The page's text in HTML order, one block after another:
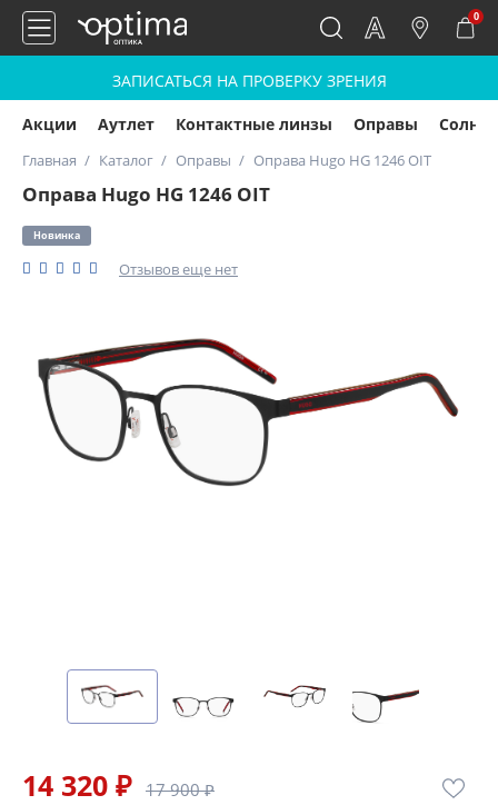
0
ЗАПИСАТЬСЯ НА ПРОВЕРКУ ЗРЕНИЯ
Акции Аутлет Контактные линзы Оправы
Главная Каталог Оправы Оправа Hugo HG 1246 OIT
Оправа Hugo HG 1246 OIT
Новинка
Отзывов еще нет
14 320 ₽ 17 900 ₽